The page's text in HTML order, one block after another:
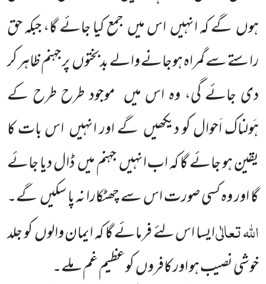
ہوںگے کہ انہیںاس میںجمع کیا جائے گا، جبکہ حق
راستے سے گمراہ ہوجانے والے بدبختوںپر جہنم ظاہر کر
دی جائے گی، وہ اس میں موجود طرح طرح کے
ہَولناک اَحوال کو دیکھیں گے اور انہیںاس بات کا
یقین ہو جائے گا کہ اب انہیںجہنم میںڈال دیا جائے
گا اور وہکسی صورت اس سے چھٹکارا نہ پا سکیںگے۔
اللہتعالٰیایسااس لئے فرمائے گا کہ ایمان والوںکو جلد
خوشی نصیب ہو اور کافروںکوعظیم غم ملے۔